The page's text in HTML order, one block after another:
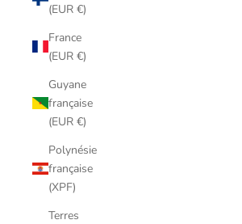
(EUR €)
France
(EUR €)
Guyane
française
(EUR €)
Polynésie
française
(XPF)
Terres